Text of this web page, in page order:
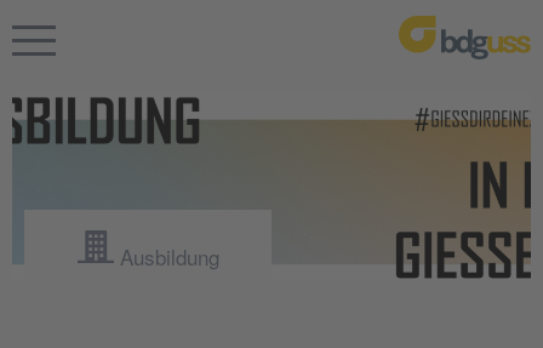
Ausbildung